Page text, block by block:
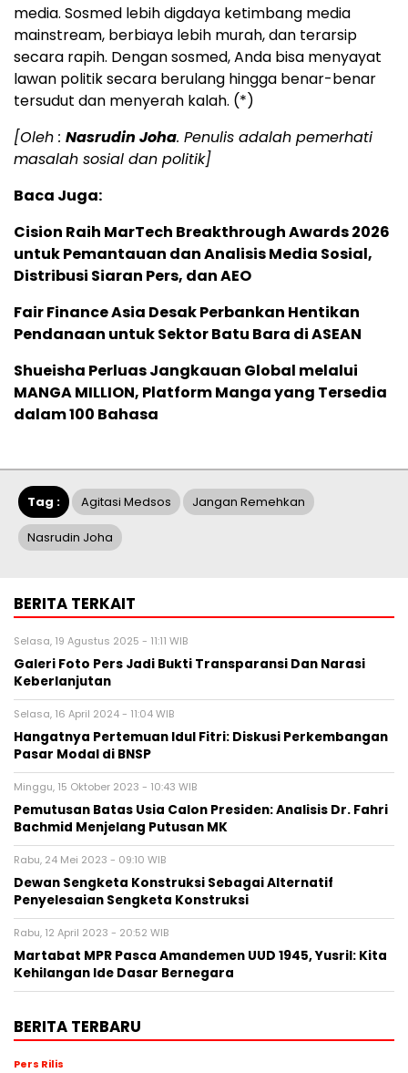
media. Sosmed lebih digdaya ketimbang media
mainstream, berbiaya lebih murah, dan terarsip
secara rapih. Dengan sosmed, Anda bisa menyayat
lawan politik secara berulang hingga benar-benar
tersudut dan menyerah kalah. (*)
[Oleh : Nasrudin Joha. Penulis adalah pemerhati
masalah sosial dan politik]
Baca Juga:
Cision Raih MarTech Breakthrough Awards 2026
untuk Pemantauan dan Analisis Media Sosial,
Distribusi Siaran Pers, dan AEO
Fair Finance Asia Desak Perbankan Hentikan
Pendanaan untuk Sektor Batu Bara di ASEAN
Shueisha Perluas Jangkauan Global melalui
MANGA MILLION, Platform Manga yang Tersedia
dalam 100 Bahasa
Tag : Agitasi Medsos Jangan Remehkan
Nasrudin Joha
BERITA TERKAIT
Selasa, 19 Agustus 2025 - 11:11 WIB
Galeri Foto Pers Jadi Bukti Transparansi Dan Narasi
Keberlanjutan
Selasa, 16 April 2024 - 11:04 WIB
Hangatnya Pertemuan Idul Fitri: Diskusi Perkembangan
Pasar Modal di BNSP
Minggu, 15 Oktober 2023 - 10:43 WIB
Pemutusan Batas Usia Calon Presiden: Analisis Dr. Fahri
Bachmid Menjelang Putusan MK
Rabu, 24 Mei 2023 - 09:10 WIB
Dewan Sengketa Konstruksi Sebagai Alternatif
Penyelesaian Sengketa Konstruksi
Rabu, 12 April 2023 - 20:52 WIB
Martabat MPR Pasca Amandemen UUD 1945, Yusril: Kita
Kehilangan Ide Dasar Bernegara
BERITA TERBARU
Pers Rilis